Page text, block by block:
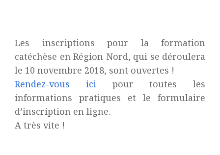
Nord
Les inscriptions pour la formation
catéchèse en Région Nord, qui se déroulera
le 10 novembre 2018, sont ouvertes !
Rendez-vous ici pour toutes les
informations pratiques et le formulaire
d’inscription en ligne.
A très vite !